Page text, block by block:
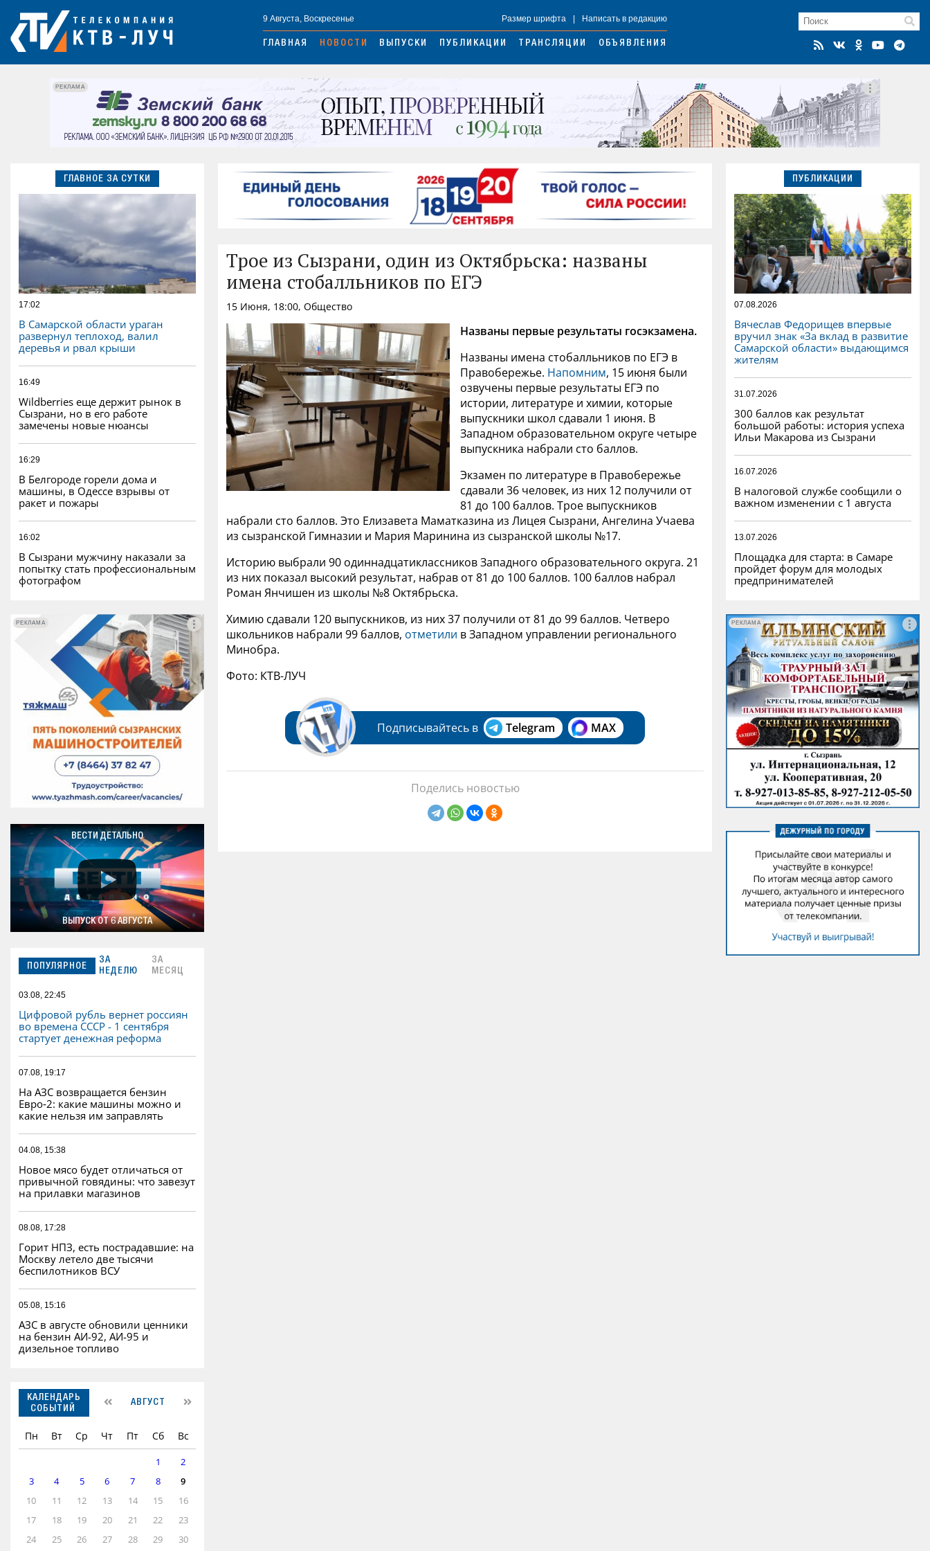
9 Августа, Воскресенье Размер шрифта Написать в редакцию
ГЛАВНАЯ НОВОСТИ ВЫПУСКИ ПУБЛИКАЦИИ ТРАНСЛЯЦИИ ОБЪЯВЛЕНИЯ
РЕКЛАМА
ГЛАВНОЕ ЗА СУТКИ
17:02
В Самарской области ураган
развернул теплоход, валил
деревья и рвал крыши
16:49
Wildberries еще держит рынок в
Сызрани, но в его работе
замечены новые нюансы
16:29
В Белгороде горели дома и
машины, в Одессе взрывы от
ракет и пожары
16:02
В Сызрани мужчину наказали за
попытку стать профессиональным
фотографом
РЕКЛАМА РЕКЛАМА
ВЕСТИ ДЕТАЛЬНО
ВЫПУСК ОТ 6 АВГУСТА
ПОПУЛЯРНОЕ
ЗА
НЕДЕЛЮ
ЗА
МЕСЯЦ
03.08, 22:45
Цифровой рубль вернет россиян
во времена СССР - 1 сентября
стартует денежная реформа
07.08, 19:17
На АЗС возвращается бензин
Евро‑2: какие машины можно и
какие нельзя им заправлять
04.08, 15:38
Новое мясо будет отличаться от
привычной говядины: что завезут
на прилавки магазинов
08.08, 17:28
Горит НПЗ, есть пострадавшие: на
Москву летело две тысячи
беспилотников ВСУ
05.08, 15:16
АЗС в августе обновили ценники
на бензин АИ-92, АИ-95 и
дизельное топливо
КАЛЕНДАРЬ
СОБЫТИЙ
АВГУСТ
Пн Вт Ср Чт Пт Сб Вс
1
2
3
4 5 6 7 8
9
10
11 12 13 14 15
16
17
18 19 20 21 22
23
24
25 26 27 28 29 30
Трое из Сызрани, один из Октябрьска: названы
имена стобалльников по ЕГЭ
15 Июня, 18:00, Общество
Названы первые результаты госэкзамена.
Названы имена стобалльников по ЕГЭ в
Правобережье. Напомним, 15 июня были
озвучены первые результаты ЕГЭ по
истории, литературе и химии, которые
выпускники школ сдавали 1 июня. В
Западном образовательном округе четыре
выпускника набрали сто баллов.
Экзамен по литературе в Правобережье
сдавали 36 человек, из них 12 получили от
81 до 100 баллов. Трое выпускников
набрали сто баллов. Это Елизавета Маматказина из Лицея Сызрани, Ангелина Учаева
из сызранской Гимназии и Мария Маринина из сызранской школы №17.
Историю выбрали 90 одиннадцатиклассников Западного образовательного округа. 21
из них показал высокий результат, набрав от 81 до 100 баллов. 100 баллов набрал
Роман Янчишен из школы №8 Октябрьска.
Химию сдавали 120 выпускников, из них 37 получили от 81 до 99 баллов. Четверо
школьников набрали 99 баллов, отметили в Западном управлении регионального
Минобра.
Фото: КТВ-ЛУЧ
Подписывайтесь в Telegram MAX
Поделись новостью
ПУБЛИКАЦИИ
07.08.2026
Вячеслав Федорищев впервые
вручил знак «За вклад в развитие
Самарской области» выдающимся
жителям
31.07.2026
300 баллов как результат
большой работы: история успеха
Ильи Макарова из Сызрани
16.07.2026
В налоговой службе сообщили о
важном изменении с 1 августа
13.07.2026
Площадка для старта: в Самаре
пройдет форум для молодых
предпринимателей
РЕКЛАМА